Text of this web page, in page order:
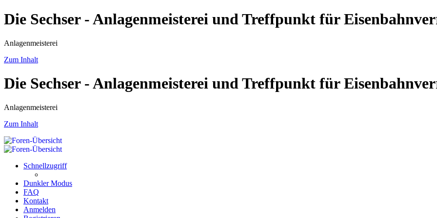
Die Sechser - Anlagenmeisterei und Treffpunkt für
Anlagenmeisterei
Zum Inhalt
Die Sechser - Anlagenmeisterei und Treffpunkt für
Anlagenmeisterei
Zum Inhalt
Schnellzugriff
Dunkler Modus
FAQ
Kontakt
Anmelden